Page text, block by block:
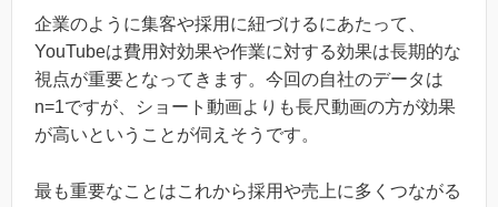
企業のように集客や採用に紐づけるにあたって、
YouTubeは費用対効果や作業に対する効果は長期的な
視点が重要となってきます。今回の自社のデータは
n=1ですが、ショート動画よりも長尺動画の方が効果
が高いということが伺えそうです。
最も重要なことはこれから採用や売上に多くつながる